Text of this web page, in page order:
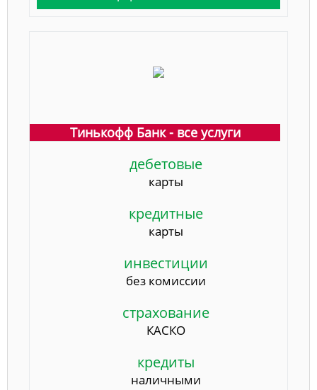
Тинькофф Банк - все услуги
дебетовые
карты
кредитные
карты
инвестиции
без комиссии
страхование
КАСКО
кредиты
наличными